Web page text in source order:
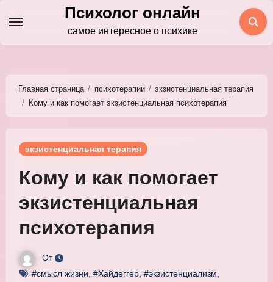
содержимому
Психолог онлайн
самое интересное о психике
Главная страница психотерапии
экзистенциальная терапия
Кому и как помогает экзистенциальная психотерапия
экзистенциальная терапия
Кому и как помогает
экзистенциальная
психотерапия
От
#смысл жизни #Хайдеггер, #экзистенциализм